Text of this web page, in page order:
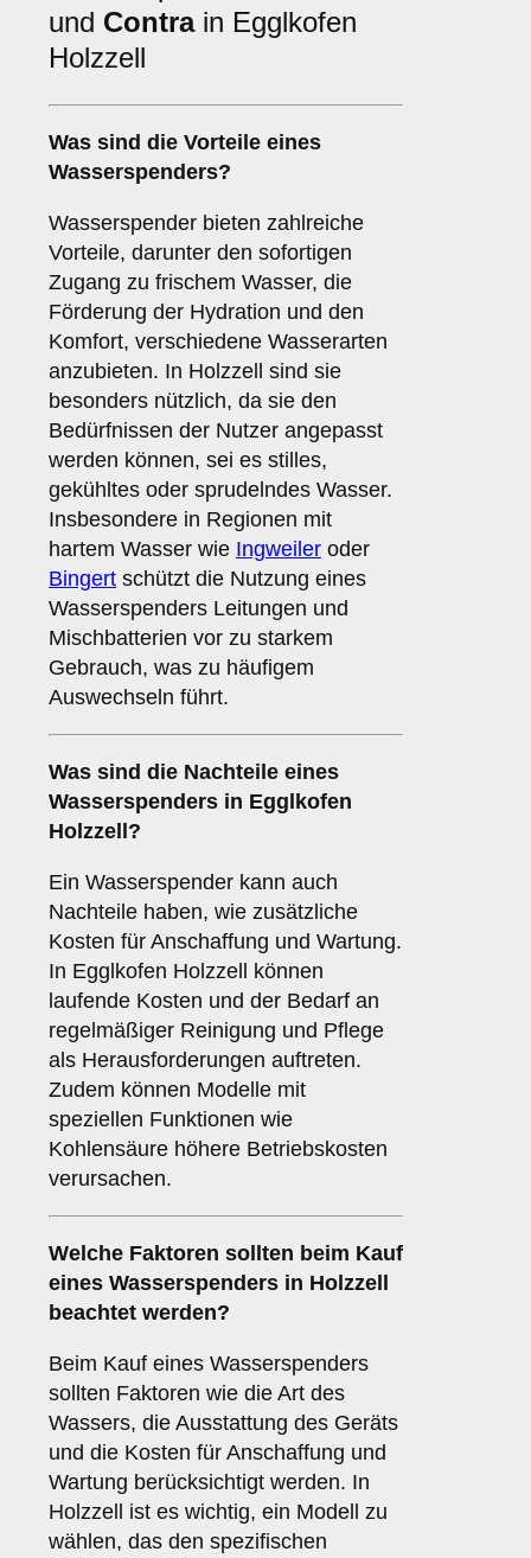
und Contrain Egglkofen
Holzzell
Was sind die Vorteile eines
Wasserspenders?
Wasserspender bieten zahlreiche
Vorteile, darunter den sofortigen
Zugang zu frischem Wasser, die
Förderung der Hydration und den
Komfort, verschiedene Wasserarten
anzubieten. In Holzzell sind sie
besonders nützlich, da sie den
Bedürfnissen der Nutzer angepasst
werden können, sei es stilles,
gekühltes oder sprudelndes Wasser.
Insbesondere in Regionen mit
hartem Wasser wie Ingweiler oder
Bingert schützt die Nutzung eines
Wasserspenders Leitungen und
Mischbatterien vor zu starkem
Gebrauch, was zu häufigem
Auswechseln führt.
Was sind die Nachteile eines
Wasserspenders in Egglkofen
Holzzell?
Ein Wasserspender kann auch
Nachteile haben, wie zusätzliche
Kosten für Anschaffung und Wartung.
In Egglkofen Holzzell können
laufende Kosten und der Bedarf an
regelmäßiger Reinigung und Pflege
als Herausforderungen auftreten.
Zudem können Modelle mit
speziellen Funktionen wie
Kohlensäure höhere Betriebskosten
verursachen.
Welche Faktoren sollten beim Kauf
eines Wasserspenders in Holzzell
beachtet werden?
Beim Kauf eines Wasserspenders
sollten Faktoren wie die Art des
Wassers, die Ausstattung des Geräts
und die Kosten für Anschaffung und
Wartung berücksichtigt werden. In
Holzzell ist es wichtig, ein Modell zu
wählen, das den spezifischen